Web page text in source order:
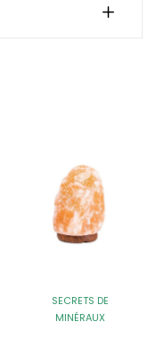
SECRETS DE
MINÉRAUX